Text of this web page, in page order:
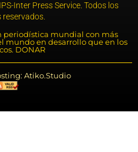
Inter Press Service. Todos los
reservados.
periodística mundial con más
mundo en desarrollo que en los
DONAR
Atiko.Studio